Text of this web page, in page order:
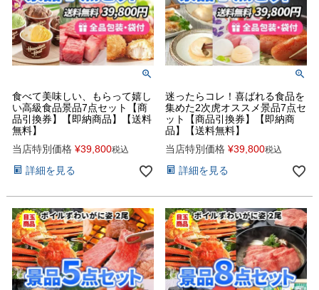
食べて美味しい、もらって嬉し
い高級食品景品7点セット【商
品引換券】【即納商品】【送料
無料】
当店特別価格 ¥39,800税込
詳細を見る
迷ったらコレ！喜ばれる食品を
集めた2次虎オススメ景品7点セ
ット【商品引換券】【即納商
品】【送料無料】
当店特別価格 ¥39,800税込
詳細を見る